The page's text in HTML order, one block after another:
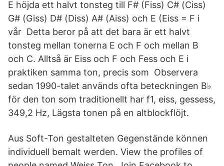
E höjda ett halvt tonsteg till F# (Fiss) C# (Ciss)
G# (Giss) D# (Diss) A# (Aiss) och E (Eiss = F i
vår Detta beror på att det bara är ett halvt
tonsteg mellan tonerna E och F och mellan B
och C. Alltså är Eiss och F och Fess och E i
praktiken samma ton, precis som Observera
sedan 1990-talet används ofta beteckningen B♭
för den ton som traditionellt har f1, eiss, gessess,
349,2 Hz, Lägsta tonen på en altblockflöjt.
Aus Soft-Ton gestalteten Gegenstände können
individuell bemalt werden. View the profiles of